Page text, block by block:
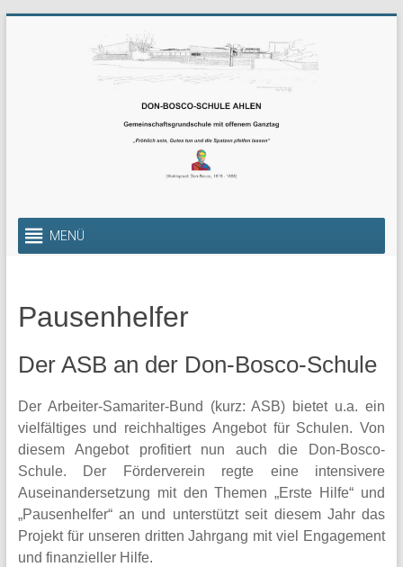
mit
Ganztag
Die
Gemeinschafts-
Grundschule
mit
offenem
Ganztag
steht
für
eine
umfassende
MENÜ
Pausenhelfer
Der ASB an der Don-Bosco-Schule
Der Arbeiter-Samariter-Bund (kurz: ASB) bietet u.a. ein
vielfältiges und reichhaltiges Angebot für Schulen. Von
diesem Angebot profitiert nun auch die Don-Bosco-
Schule. Der Förderverein regte eine intensivere
Auseinandersetzung mit den Themen „Erste Hilfe“ und
„Pausenhelfer“ an und unterstützt seit diesem Jahr das
Projekt für unseren dritten Jahrgang mit viel Engagement
und finanzieller Hilfe.